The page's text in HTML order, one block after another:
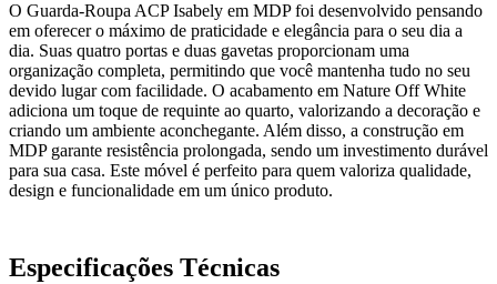
O Guarda-Roupa ACP Isabely em MDP foi desenvolvido pensando
em oferecer o máximo de praticidade e elegância para o seu dia a
dia. Suas quatro portas e duas gavetas proporcionam uma
organização completa, permitindo que você mantenha tudo no seu
devido lugar com facilidade. O acabamento em Nature Off White
adiciona um toque de requinte ao quarto, valorizando a decoração e
criando um ambiente aconchegante. Além disso, a construção em
MDP garante resistência prolongada, sendo um investimento durável
para sua casa. Este móvel é perfeito para quem valoriza qualidade,
design e funcionalidade em um único produto.
Especificações Técnicas